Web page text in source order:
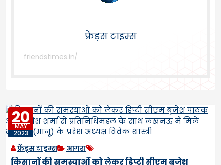
फ्रेंड्स टाइम्स
friendstimes.in/
20
MAY
2023
फ्रेंड्स टाइम्स आगरा
किसानों की समस्याओं को लेकर डिप्टी सीएम बृजेश